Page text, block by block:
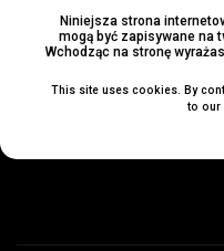
Niniejsza strona
mogą być zapisywane na
Wchodząc na stronę
This site uses cookies. By
to our